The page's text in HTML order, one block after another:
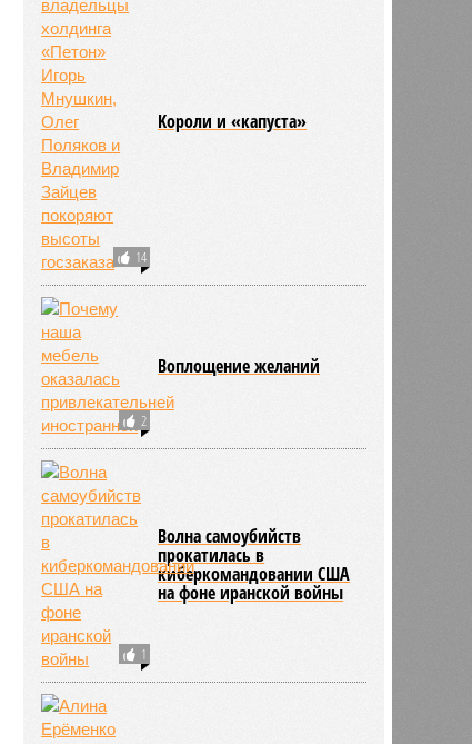
14
Kороли и «капуста»
2
Воплощение желаний
1
Волна самоубийств
прокатилась в
киберкомандовании США
на фоне иранской войны